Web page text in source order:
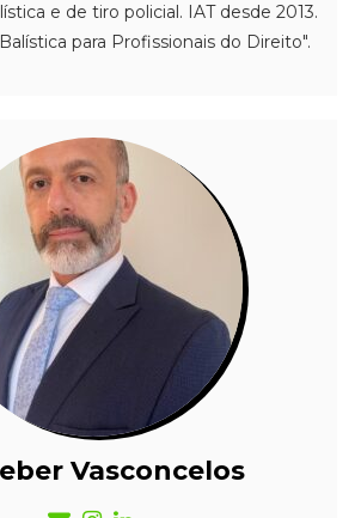
e de tiro policial. IAT desde 2013.
para Profissionais do Direito".
Vasconcelos